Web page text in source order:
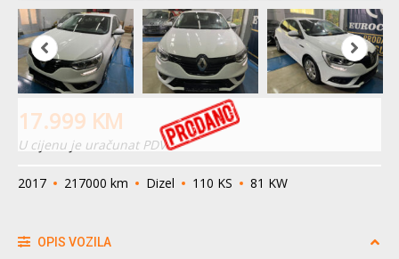
17.999 KM
U cijenu je uračunat PDV
2017 217000 km Dizel 110 KS 81 KW
OPIS VOZILA